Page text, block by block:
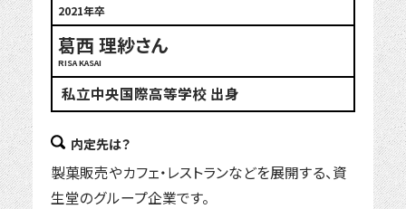
2021年卒
葛西 理紗さん
RISA KASAI
私立中央国際高等学校 出身
内定先は？
製菓販売やカフェ・レストランなどを展開する、資
生堂のグループ企業です。